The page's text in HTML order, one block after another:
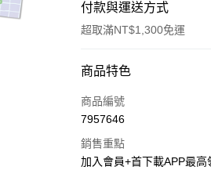
付款與運送方式
超取滿NT$1,300免運
付款方式
信用卡一次付款
LINE Pay
商品特色
商品編號
7957646
銷售重點
加入會員+首下載APP最